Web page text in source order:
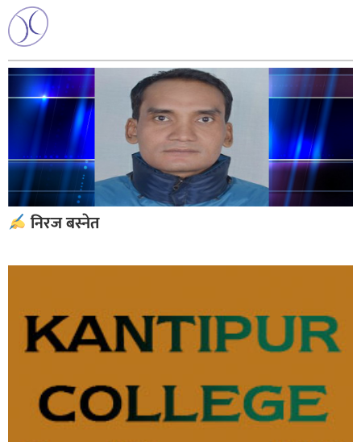
निरज बस्नेत